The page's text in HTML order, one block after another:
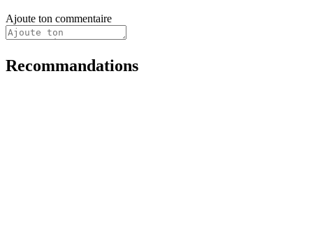
Ajoute ton commentaire
Recommandations